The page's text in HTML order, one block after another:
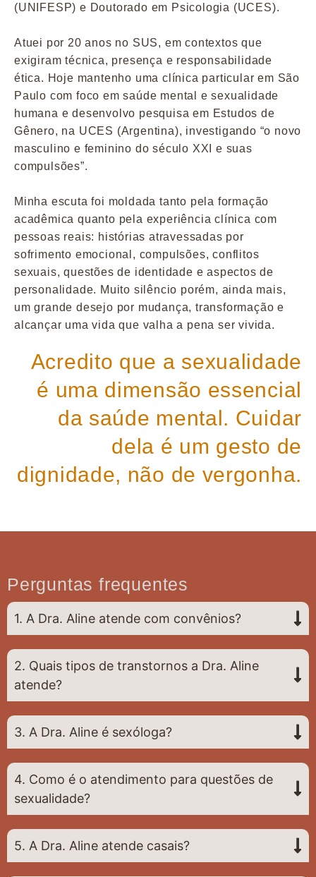
(UNIFESP) e Doutorado em Psicologia (UCES).
Atuei por 20 anos no SUS, em contextos que
exigiram técnica, presença e responsabilidade
ética. Hoje mantenho uma clínica particular em São
Paulo com foco em saúde mental e sexualidade
humana e desenvolvo pesquisa em Estudos de
Gênero, na UCES (Argentina), investigando “o novo
masculino e feminino do século XXI e suas
compulsões”.
Minha escuta foi moldada tanto pela formação
acadêmica quanto pela experiência clínica com
pessoas reais: histórias atravessadas por
sofrimento emocional, compulsões, conflitos
sexuais, questões de identidade e aspectos de
personalidade. Muito silêncio porém, ainda mais,
um grande desejo por mudança, transformação e
alcançar uma vida que valha a pena ser vivida.
Acredito que a sexualidade
é uma dimensão essencial
da saúde mental. Cuidar
dela é um gesto de
dignidade, não de vergonha.
Perguntas frequentes
1. A Dra. Aline atende com convênios?
2. Quais tipos de transtornos a Dra. Aline
atende?
3. A Dra. Aline é sexóloga?
4. Como é o atendimento para questões de
sexualidade?
5. A Dra. Aline atende casais?